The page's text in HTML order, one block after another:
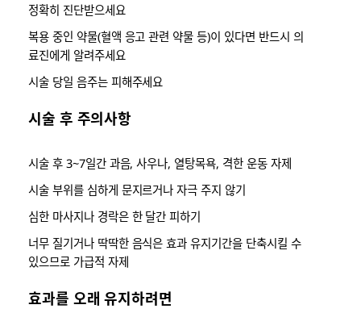
정확히 진단받으세요
복용 중인 약물(혈액 응고 관련 약물 등)이 있다면 반드시 의
료진에게 알려주세요
시술 당일 음주는 피해주세요
시술 후 주의사항
시술 후 3~7일간 과음, 사우나, 열탕목욕, 격한 운동 자제
시술 부위를 심하게 문지르거나 자극 주지 않기
심한 마사지나 경락은 한 달간 피하기
너무 질기거나 딱딱한 음식은 효과 유지기간을 단축시킬 수
있으므로 가급적 자제
효과를 오래 유지하려면